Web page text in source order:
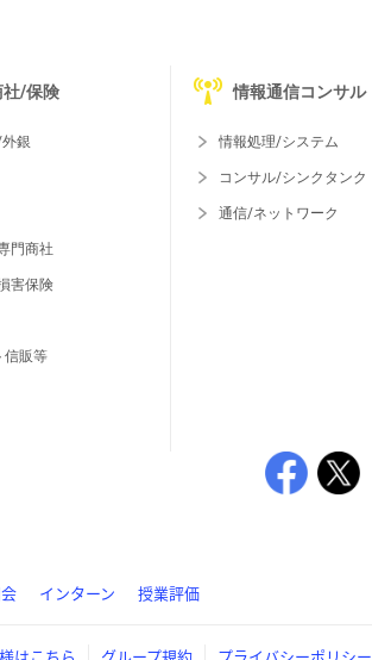
/保険
銀
門商社
害保険
信販等
情報通信コンサル
情報処理/システム
コンサル/シンクタンク
通信/ネットワーク
インターン 授業評価